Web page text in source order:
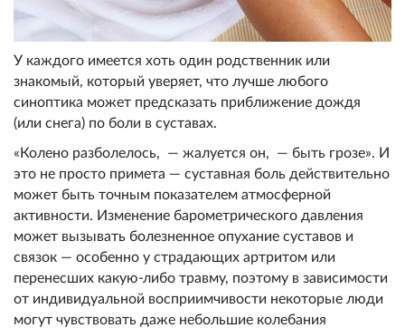
У каждого имеется хоть один родственник или
знакомый, который уверяет, что лучше любого
синоптика может предсказать приближение дождя
(или снега) по боли в суставах.
«Колено разболелось, — жалуется он, — быть грозе». И
это не просто примета — суставная боль действительно
может быть точным показателем атмосферной
активности. Изменение барометрического давления
может вызывать болезненное опухание суставов и
связок — особенно у страдающих артритом или
перенесших какую-либо травму, поэтому в зависимости
от индивидуальной восприимчивости некоторые люди
могут чувствовать даже небольшие колебания